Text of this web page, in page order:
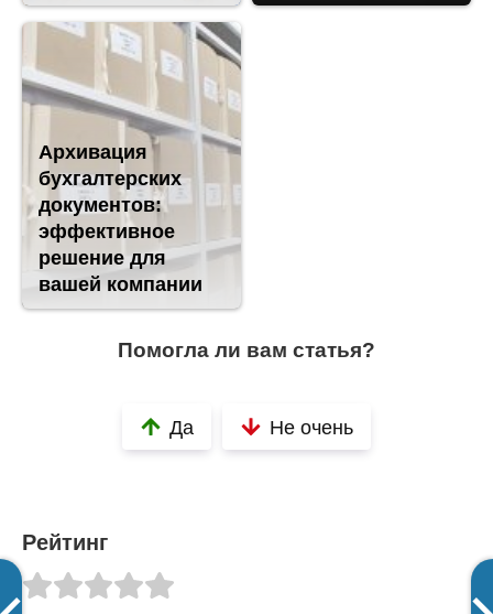
Архивация
бухгалтерских
документов:
эффективное
решение для
вашей компании
Помогла ли вам статья?
Да Не очень
Рейтинг